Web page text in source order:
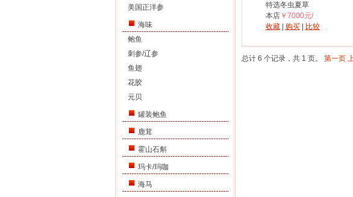
美国正洋参
海味
鲍鱼
刺参/辽参
鱼翅
花胶
元贝
罐装鲍鱼
鹿茸
霍山石斛
玛卡/玛咖
海马
特选冬虫夏草
本店￥7000元/
收藏| 购买| 比较
总计 6 个记录，共 1 页。 第一页